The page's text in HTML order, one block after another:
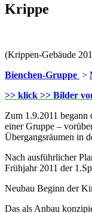
Krippe
(Krippen-Gebäude
Bienchen-Gruppe >
>> klick >> Bilder
Zum 1.9.2011 begann
einer Gruppe –
Übergangsräumen in
Nach ausführlicher
Frühjahr 2011 der
Neubau Beginn der
Das als Anbau